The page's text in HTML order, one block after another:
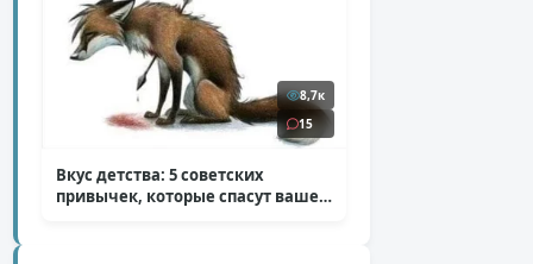
8,7к
15
Вкус детства: 5 советских
привычек, которые спасут ваше